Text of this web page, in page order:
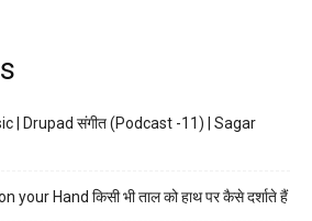
| Drupad संगीत (Podcast -11) | Sagar
Hand किसी भी ताल को हाथ पर कैसे दर्शाते हैं